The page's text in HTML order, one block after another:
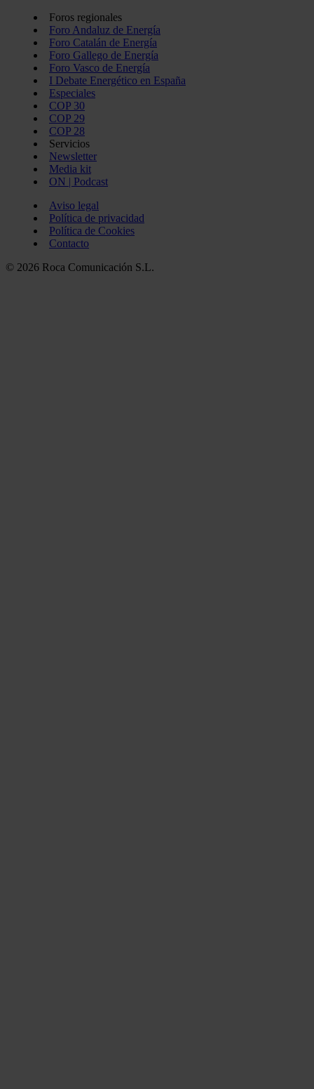
Foros regionales
Foro Andaluz de Energía
Foro Catalán de Energía
Foro Gallego de Energía
Foro Vasco de Energía
I Debate Energético en España
Especiales
COP 30
COP 29
COP 28
Servicios
Newsletter
Media kit
ON | Podcast
Aviso legal
Política de privacidad
Política de Cookies
Contacto
© 2026 Roca Comunicación S.L.